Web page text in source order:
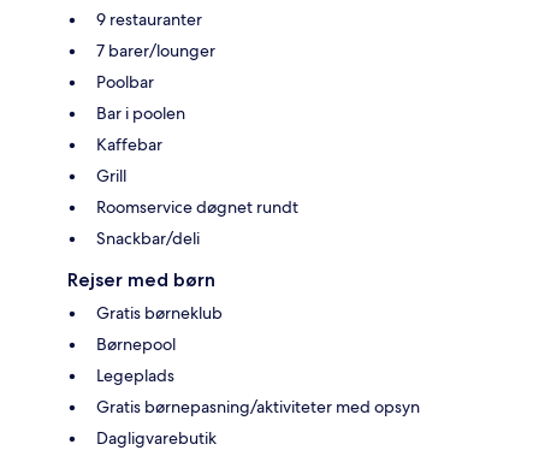
9 restauranter
7 barer/lounger
Poolbar
Bar i poolen
Kaffebar
Grill
Roomservice døgnet rundt
Snackbar/deli
Rejser med børn
Gratis børneklub
Børnepool
Legeplads
Gratis børnepasning/aktiviteter med opsyn
Dagligvarebutik